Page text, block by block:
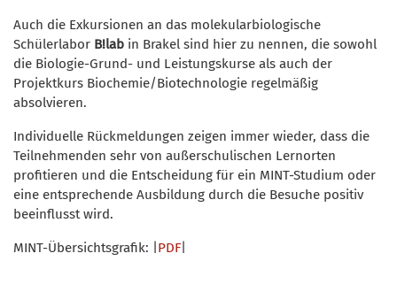
Auch die Exkursionen an das molekularbiologische
Schülerlabor B!lab in Brakel sind hier zu nennen, die sowohl
die Biologie-Grund- und Leistungskurse als auch der
Projektkurs Biochemie/Biotechnologie regelmäßig
absolvieren.
Individuelle Rückmeldungen zeigen immer wieder, dass die
Teilnehmenden sehr von außerschulischen Lernorten
profitieren und die Entscheidung für ein MINT-Studium oder
eine entsprechende Ausbildung durch die Besuche positiv
beeinflusst wird.
MINT-Übersichtsgrafik: | PDF